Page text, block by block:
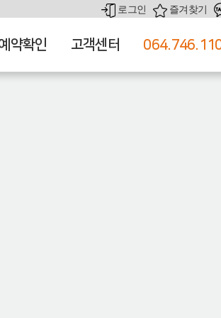
로그인 즐겨찾기
약확인 고객센터